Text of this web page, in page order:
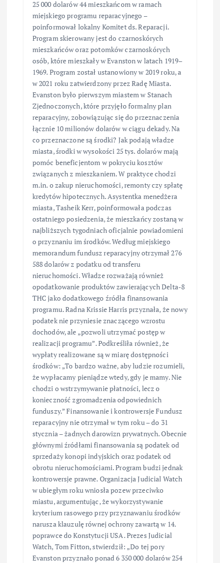
25 000 dolarów 44 mieszkańcom w ramach
miejskiego programu reparacyjnego –
poinformował lokalny Komitet ds. Reparacji.
Program skierowany jest do czarnoskórych
mieszkańców oraz potomków czarnoskórych
osób, które mieszkały w Evanston w latach 1919–
1969. Program został ustanowiony w 2019 roku, a
w 2021 roku zatwierdzony przez Radę Miasta.
Evanston było pierwszym miastem w Stanach
Zjednoczonych, które przyjęło formalny plan
reparacyjny, zobowiązując się do przeznaczenia
łącznie 10 milionów dolarów w ciągu dekady. Na
co przeznaczone są środki? Jak podają władze
miasta, środki w wysokości 25 tys. dolarów mają
pomóc beneficjentom w pokryciu kosztów
związanych z mieszkaniem. W praktyce chodzi
m.in. o zakup nieruchomości, remonty czy spłatę
kredytów hipotecznych. Asystentka menedżera
miasta, Tasheik Kerr, poinformowała podczas
ostatniego posiedzenia, że mieszkańcy zostaną w
najbliższych tygodniach oficjalnie powiadomieni
o przyznaniu im środków. Według miejskiego
memorandum fundusz reparacyjny otrzymał 276
588 dolarów z podatku od transferu
nieruchomości. Władze rozważają również
opodatkowanie produktów zawierających Delta-8
THC jako dodatkowego źródła finansowania
programu. Radna Krissie Harris przyznała, że nowy
podatek nie przyniesie znaczącego wzrostu
dochodów, ale „pozwoli utrzymać postęp w
realizacji programu”. Podkreśliła również, że
wypłaty realizowane są w miarę dostępności
środków: „To bardzo ważne, aby ludzie rozumieli,
że wypłacamy pieniądze wtedy, gdy je mamy. Nie
chodzi o wstrzymywanie płatności, lecz o
konieczność zgromadzenia odpowiednich
funduszy.” Finansowanie i kontrowersje Fundusz
reparacyjny nie otrzymał w tym roku – do 31
stycznia – żadnych darowizn prywatnych. Obecnie
głównymi źródłami finansowania są podatek od
sprzedaży konopi indyjskich oraz podatek od
obrotu nieruchomościami. Program budzi jednak
kontrowersje prawne. Organizacja Judicial Watch
w ubiegłym roku wniosła pozew przeciwko
miastu, argumentując, że wykorzystywanie
kryterium rasowego przy przyznawaniu środków
narusza klauzulę równej ochrony zawartą w 14.
poprawce do Konstytucji USA. Prezes Judicial
Watch, Tom Fitton, stwierdził: „Do tej pory
Evanston przyznało ponad 6 350 000 dolarów 254